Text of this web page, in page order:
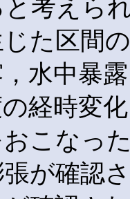
考えら
た区間
水中暴
経時変
こなっ
が確認